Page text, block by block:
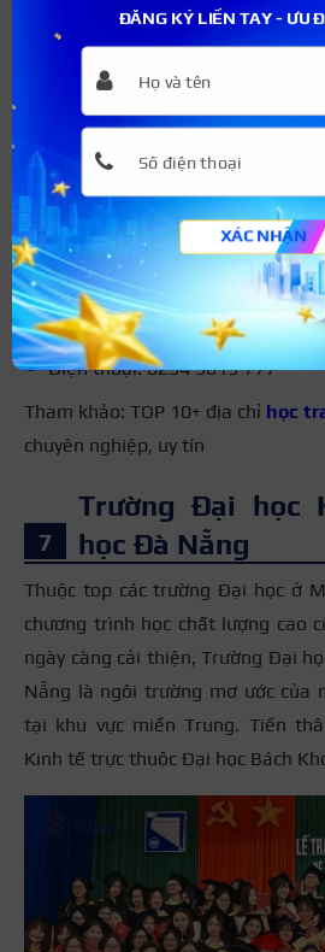
Trường Đại học Sư phạm Huế là
sư phạm, giáo dục. Được thành
phân khoa, cho đến nay trường
tạo, nổi bật như Sư phạm Toán,
phạm Vật lý, Giáo dục Mầm non,
Thông tin liên hệ:
Địa chỉ: Số 32, 34, 36 Lê Lợi,
phố Huế
Điện thoại: 0234 3619 777
Tham khảo: TOP 10+ địa chỉ học
chuyên nghiệp, uy tín
Trường Đại học
học Đà Nẵng
Thuộc top các trường Đại học ở
chương trình học chất lượng cao
ngày càng cải thiện, Trường Đại
Nẵng là ngôi trường mơ ước của
tại khu vực miền Trung. Tiền
Kinh tế trực thuộc Đại học Bách
ĐĂNG KÝ LIỀN TAY - ƯU
XÁC NHẬN